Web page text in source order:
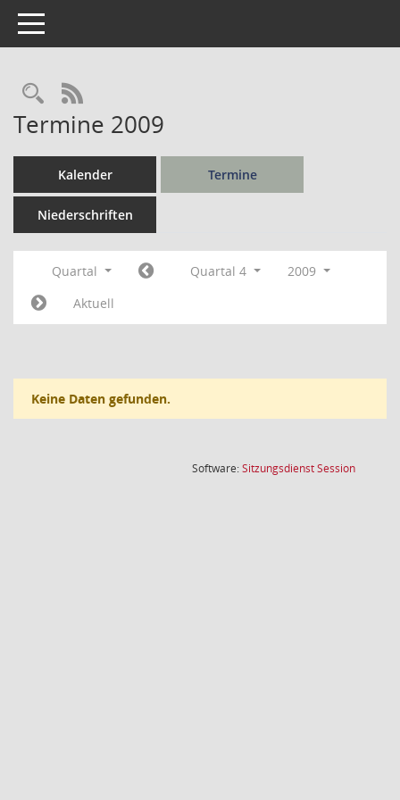
Toggle navigation
Rechercheauswahl
RSS-Feed
Termine 2009
Kalender Termine
Niederschriften
Quartal Quartal 4
2009
Aktuell
Keine Daten gefunden.
Software:SitzungsdienstSession(Wird in